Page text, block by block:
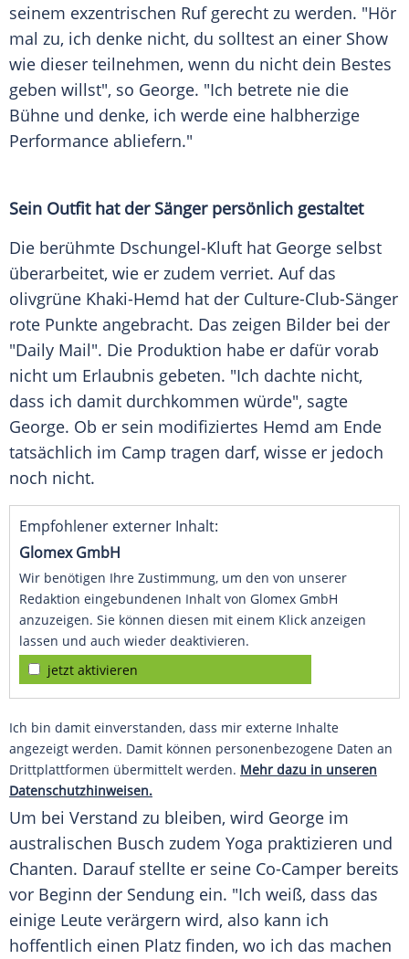
seinem exzentrischen Ruf gerecht zu werden. "Hör
mal zu, ich denke nicht, du solltest an einer Show
wie dieser teilnehmen, wenn du nicht dein Bestes
geben willst", so George. "Ich betrete nie die
Bühne und denke, ich werde eine halbherzige
Performance abliefern."
Sein Outfit hat der Sänger persönlich gestaltet
Die berühmte Dschungel-Kluft hat George selbst
überarbeitet, wie er zudem verriet. Auf das
olivgrüne Khaki-Hemd hat der Culture-Club-Sänger
rote Punkte angebracht. Das zeigen Bilder bei der
"Daily Mail". Die Produktion habe er dafür vorab
nicht um Erlaubnis gebeten. "Ich dachte nicht,
dass ich damit durchkommen würde", sagte
George. Ob er sein modifiziertes Hemd am Ende
tatsächlich im Camp tragen darf, wisse er jedoch
noch nicht.
Empfohlener externer Inhalt:
Glomex GmbH
Wir benötigen Ihre Zustimmung, um den von unserer
Redaktion eingebundenen Inhalt von Glomex GmbH
anzuzeigen. Sie können diesen mit einem Klick anzeigen
lassen und auch wieder deaktivieren.
jetzt aktivieren
Ich bin damit einverstanden, dass mir externe Inhalte
angezeigt werden. Damit können personenbezogene Daten an
Drittplattformen übermittelt werden. Mehr dazu in unseren
Datenschutzhinweisen.
Um bei Verstand zu bleiben, wird George im
australischen Busch zudem Yoga praktizieren und
Chanten. Darauf stellte er seine Co-Camper bereits
vor Beginn der Sendung ein. "Ich weiß, dass das
einige Leute verärgern wird, also kann ich
hoffentlich einen Platz finden, wo ich das machen